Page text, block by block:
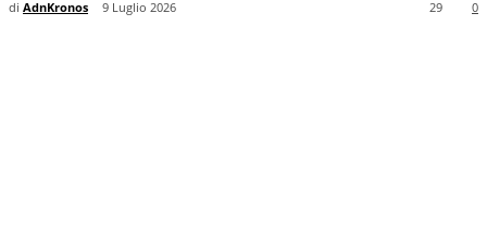
di AdnKronos 9 Luglio 2026 0
29